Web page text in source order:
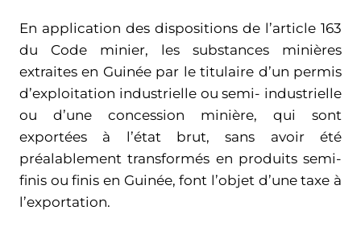
En application des dispositions de l’article 163
du Code minier, les substances minières
extraites en Guinée par le titulaire d’un permis
d’exploitation industrielle ou semi- industrielle
ou d’une concession minière, qui sont
exportées à l’état brut, sans avoir été
préalablement transformés en produits semi-
finis ou finis en Guinée, font l’objet d’une taxe à
l’exportation.